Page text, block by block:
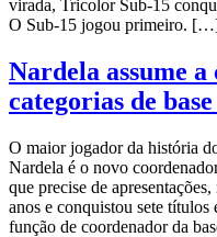
virada, Tricolor Sub-15
O Sub-15 jogou primeiro.
Nardela assume a
categorias de
O maior jogador da história
Nardela é o novo
que precise de
anos e conquistou sete títulos
função de coordenador da